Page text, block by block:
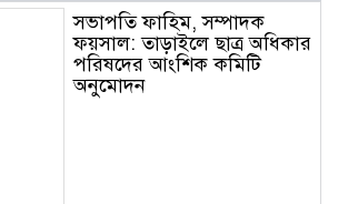
সভাপতি ফাহিম, সম্পাদক
ফয়সাল: তাড়াইলে ছাত্র অধিকার
পরিষদের আংশিক কমিটি
অনুমোদন